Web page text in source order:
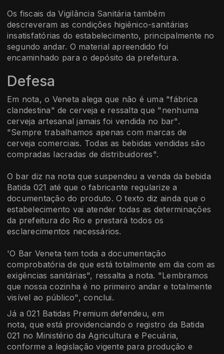
Os fiscais da Vigilância Sanitária também
descreveram as condições higiênico-sanitárias
insatisfatórias do estabelecimento, principalmente no
segundo andar. O material apreendido foi
encaminhado para o depósito da prefeitura.
Defesa
Em nota, o Veneta alega que não é uma "fábrica
clandestina" de cerveja e ressalta que "nenhuma
cerveja artesanal jamais foi vendida no bar".
"Sempre trabalhamos apenas com marcas de
cerveja comerciais. Todas as bebidas vendidas são
compradas lacradas de distribuidores".
O bar diz na nota que suspendeu a venda da bebida
Batida 021 até que o fabricante regularize a
documentação do produto. O texto diz ainda que o
estabelecimento vai atender todas as determinações
da prefeitura do Rio e prestará todos os
esclarecimentos necessários.
'O Bar Veneta tem toda a documentação
comprobatória de que está totalmente em dia com as
exigências sanitárias", ressalta a nota. "Lembramos
que nossa cozinha é no primeiro andar e totalmente
visível ao público", conclui.
Já a 021 Batidas Premium defendeu, em
nota, que está providenciando o registro da Batida
021 no Ministério da Agricultura e Pecuária,
conforme a legislação vigente para produção e